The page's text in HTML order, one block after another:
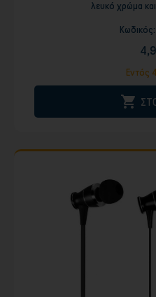
λευκό χρώμα
Κωδικός:
Εντός
